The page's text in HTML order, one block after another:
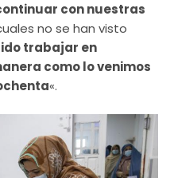
con nuestras
no se han visto
trabajar en
como lo venimos
«.